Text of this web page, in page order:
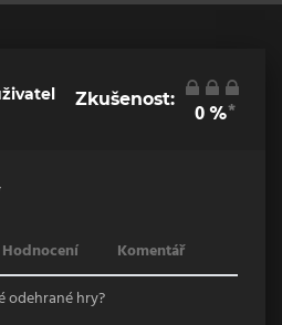
Zkušenost:
0%*
Hodnocení
Komentář
odehrané hry?